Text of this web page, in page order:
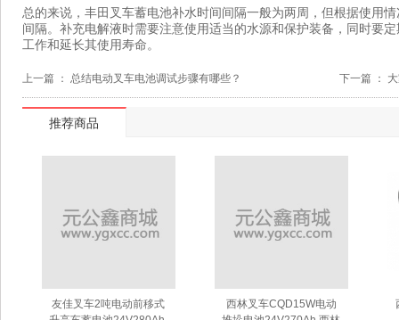
总的来说，丰田叉车蓄电池补水时间间隔一般为两周，但根据使用
间隔。补充电解液时需要注意使用适当的水源和保护装备，同时要
工作和延长其使用寿命。
上一篇 ： 总结电动叉车电池调试步骤有哪些？ 下一篇 ：
推荐商品
友佳叉车2吨电动前移式
西林叉车CQD15W电动